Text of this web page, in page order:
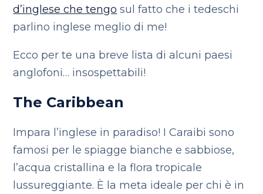
d’inglese che tengo sul fatto che i tedeschi
parlino inglese meglio di me!
Ecco per te una breve lista di alcuni paesi
anglofoni… insospettabili!
The Caribbean
Impara l’inglese in paradiso! I Caraibi sono
famosi per le spiagge bianche e sabbiose,
l’acqua cristallina e la flora tropicale
lussureggiante. È la meta ideale per chi è in